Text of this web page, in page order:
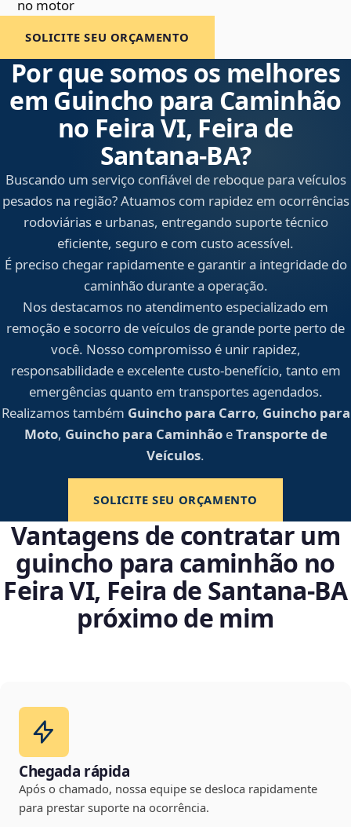
no motor
SOLICITE SEU ORÇAMENTO
Por que somos os melhores
em Guincho para Caminhão
no Feira VI, Feira de
Santana‑BA?
Buscando um serviço confiável de reboque para veículos
pesados na região? Atuamos com rapidez em ocorrências
rodoviárias e urbanas, entregando suporte técnico
eficiente, seguro e com custo acessível.
É preciso chegar rapidamente e garantir a integridade do
caminhão durante a operação.
Nos destacamos no atendimento especializado em
remoção e socorro de veículos de grande porte perto de
você. Nosso compromisso é unir rapidez,
responsabilidade e excelente custo-benefício, tanto em
emergências quanto em transportes agendados.
Realizamos também Guincho para Carro, Guincho para
Moto, Guincho para CaminhãoeTransporte de
Veículos.
SOLICITE SEU ORÇAMENTO
Vantagens de contratar um
guincho para caminhão no
Feira VI, Feira de Santana‑BA
próximo de mim
Chegada rápida
Após o chamado, nossa equipe se desloca rapidamente
para prestar suporte na ocorrência.